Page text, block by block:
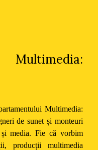
Multimedia:
de sunet și monteuri
media. Fie că vorbim
producții multimedia